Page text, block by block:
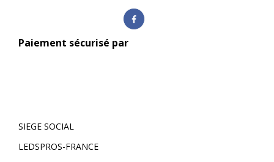
Paiement sécurisé par
SIEGE SOCIAL
LEDSPROS-FRANCE